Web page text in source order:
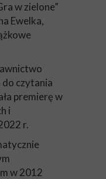
w zielone”
Ewelka,
do czytania
premierę w
i
r.
w 2012